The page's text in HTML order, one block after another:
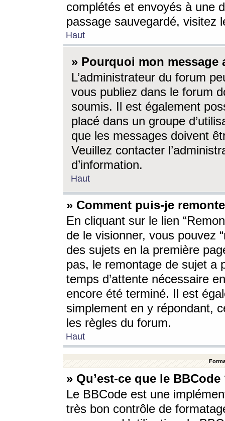
complétés et envoyés à une
passage sauvegardé, visitez
Haut
» Pourquoi mon message
L’administrateur du forum
vous publiez dans le forum
soumis. Il est également
placé dans un groupe
que les messages doivent
Veuillez contacter
d’information.
Haut
» Comment puis-je
En cliquant sur le lien
de le visionner, vous pouvez
des sujets en la première
pas, le remontage de sujet a
temps d’attente nécessaire
encore été terminé. Il est
simplement en y répondant,
les règles du forum.
Haut
» Qu’est-ce que le BBCode
Le BBCode est une
très bon contrôle de